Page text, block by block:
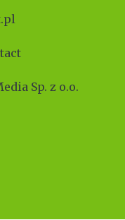
Sp. z o.o.